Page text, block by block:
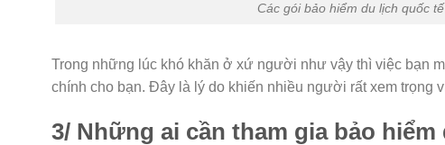
Các gói bảo hiểm du lịch quốc
Trong những lúc khó khăn ở xứ người như vậy thì việc bạn
chính cho bạn. Đây là lý do khiến nhiều người rất xem trọng
3/ Những ai cần tham gia bảo